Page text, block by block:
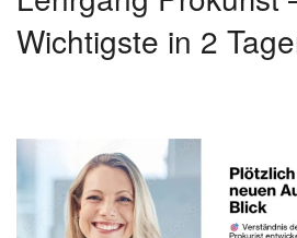
Wichtigste in 2